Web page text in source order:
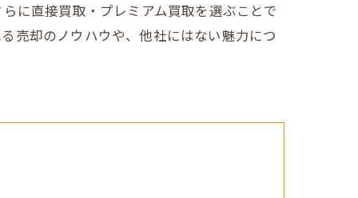
に直接買取・プレミアム買取を選ぶことで
売却のノウハウや、他社にはない魅力につ